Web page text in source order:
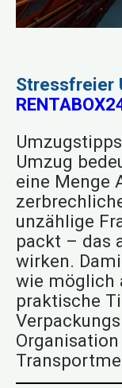
Stressfreier
Umzug
eine Menge
unzählige
packt – das
wirken.
wie möglich
praktische